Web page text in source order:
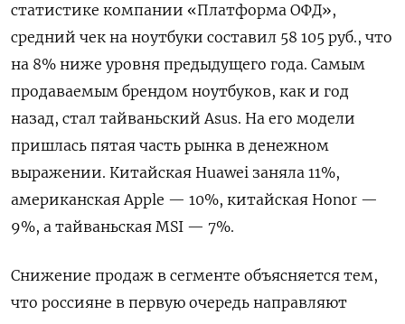
статистике компании «Платформа ОФД»,
средний чек на ноутбуки составил 58 105 руб., что
на 8% ниже уровня предыдущего года. Самым
продаваемым брендом ноутбуков, как и год
назад, стал тайваньский Asus. На его модели
пришлась пятая часть рынка в денежном
выражении. Китайская Huawei заняла 11%,
американская Apple — 10%, китайская Honor —
9%, а тайваньская MSI — 7%.
Снижение продаж в сегменте объясняется тем,
что россияне в первую очередь направляют